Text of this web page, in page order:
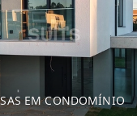
EM CONDOMÍNIO